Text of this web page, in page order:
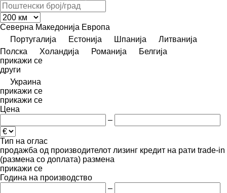
Северна Македонија Европа
Португалија
Естонија Шпанија
Литванија
Полска
Холандија Романија
Белгија
прикажи се
други
Украина
прикажи се
прикажи се
Цена
–
Тип на оглас
продажба од производителот лизинг кредит на рати trade-in
(размена со доплата) размена
прикажи се
Година на производство
–